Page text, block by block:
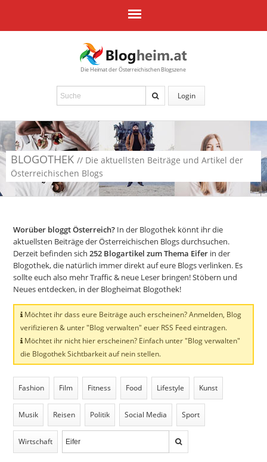
Die Heimat der Österreichischen Blogszene
Login
BLOGOTHEK // Die aktuellsten Beiträge und Artikel der
Österreichischen Blogs
Worüber bloggt Österreich? In der Blogothek könnt ihr die
aktuellsten Beiträge der Österreichischen Blogs durchsuchen.
Derzeit befinden sich252 Blogartikel zum Thema Eifer in der
Blogothek, die natürlich immer direkt auf eure Blogs verlinken. Es
sollte euch also mehr Traffic & neue Leser bringen! Stöbern und
Neues entdecken, in der Blogheimat Blogothek!
Möchtet ihr dass eure Beiträge auch erscheinen? Anmelden, Blog
verifizieren & unter "Blog verwalten" euer RSS Feed eintragen.
Möchtet ihr nicht hier erscheinen? Einfach unter "Blog verwalten"
die Blogothek Sichtbarkeit auf nein stellen.
Fashion Film Fitness Food Lifestyle Kunst
Musik Reisen Politik Social Media Sport
Wirtschaft